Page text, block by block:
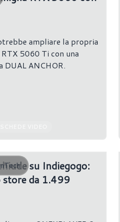
ampliare la propria
5060 Ti con una
DUAL ANCHOR.
su Indiegogo:
da 1.499